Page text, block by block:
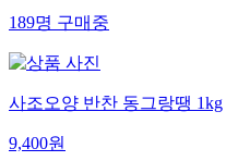
189명구매중
사조오양 반찬 동그랑땡 1kg
9,400원